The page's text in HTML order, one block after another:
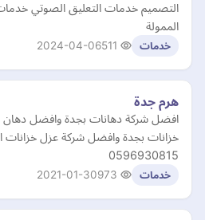
التصميم خدمات التعليق الصوتي
الممولة
خدمات 2024-04-06
هرم جدة
افضل شركة دهانات بجدة وافضل
خزانات بجدة وافضل شركة عزل خزانات
0596930815
خدمات 2021-01-30